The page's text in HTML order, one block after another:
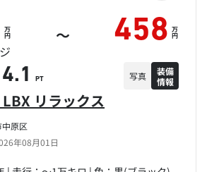
原区
年08月01日
リラックス
万
円 ～ 458 万
円
4.1 PT 写真
装備
情報